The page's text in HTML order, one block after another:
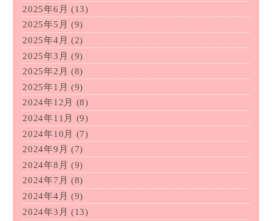
2025年6月 (13)
2025年5月 (9)
2025年4月 (2)
2025年3月 (9)
2025年2月 (8)
2025年1月 (9)
2024年12月
(8)
2024年11月
(9)
2024年10月 (7)
2024年9月 (7)
2024年8月 (9)
2024年7月 (8)
2024年4月 (9)
2024年3月 (13)